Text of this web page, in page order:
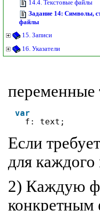
14.4. Текстовые файлы
Задание 14: Символы,
файлы
15. Записи
16. Указатели
переменные
var
f: text;
Если
для
2) Каждую